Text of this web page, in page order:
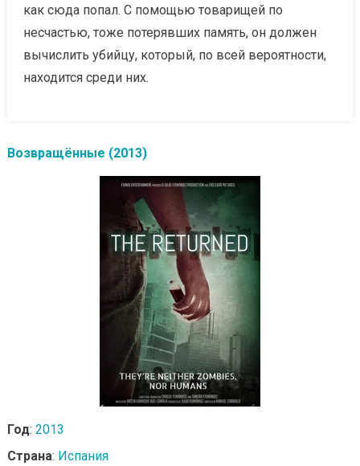
как сюда попал. С помощью товарищей по
несчастью, тоже потерявших память, он должен
вычислить убийцу, который, по всей вероятности,
находится среди них.
Возвращённые (2013)
Год: 2013
Страна: Испания